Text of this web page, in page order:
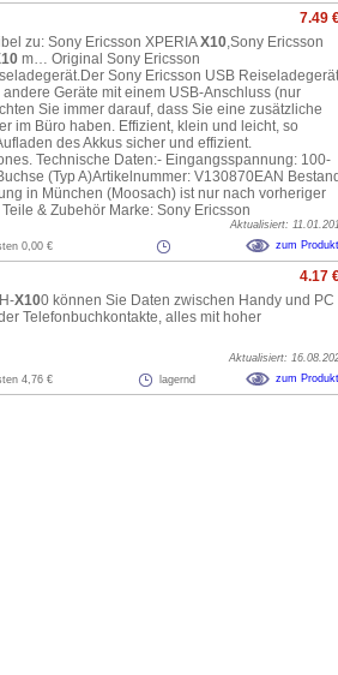
7.49
zu: Sony Ericsson XPERIAX10,Sony Ericsson
m… Original Sony Ericsson
Sony Ericsson USB
Geräte mit einem USB-Anschluss (nur
Sie immer darauf, dass Sie eine zusätzliche
im Büro haben. Effizient, klein und leicht, so
des Akkus sicher und effizient.
Technische Daten:- Eingangsspannung: 100-
(Typ A)Artikelnummer: V130870EAN
in München (Moosach) ist nur nach vorheriger
& Zubehör Marke: Sony Ericsson
Aktualisiert:
0,00 € zum Produkt
4.17
X100 können Sie Daten zwischen Handy und PC
Telefonbuchkontakte, alles mit hoher
Aktualisiert:
4,76 € lagernd zum Produkt